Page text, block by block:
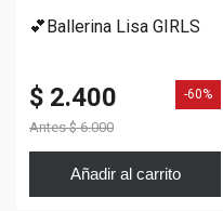
💕Ballerina Lisa GIRLS
$ 2.400
Antes $ 6.000
-60%
Añadir al carrito